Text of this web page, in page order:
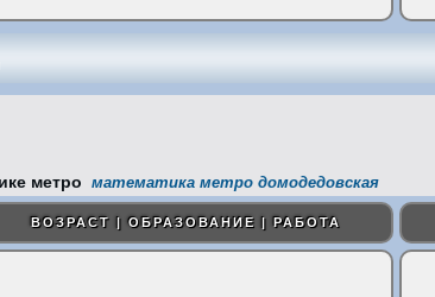
математика метро домодедовская
ВОЗРАСТ | ОБРАЗОВАНИЕ | РАБОТА